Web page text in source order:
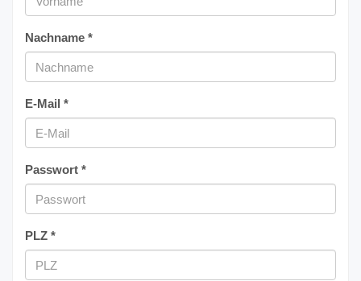
Nachname *
E-Mail *
Passwort *
PLZ *